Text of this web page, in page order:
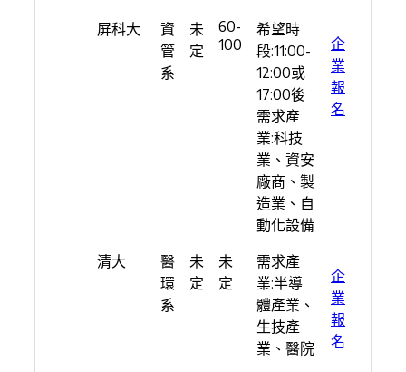
屏科大
資
管
系
未
定
60-
100
希望時
段:11:00-
12:00或
17:00後
需求產
業:科技
業、資安
廠商、製
造業、自
動化設備
企
業
報
名
清大
醫
環
系
未
定
未
定
需求產
業:半導
體產業、
生技產
業、醫院
企
業
報
名